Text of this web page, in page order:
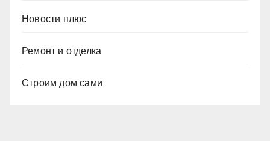
Новости плюс
Ремонт и отделка
Строим дом сами